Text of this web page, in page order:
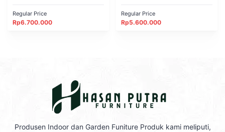
Regular Price
Rp6.700.000
Regular Price
Rp5.600.000
Produsen Indoor dan Garden Funiture Produk kami meliputi,